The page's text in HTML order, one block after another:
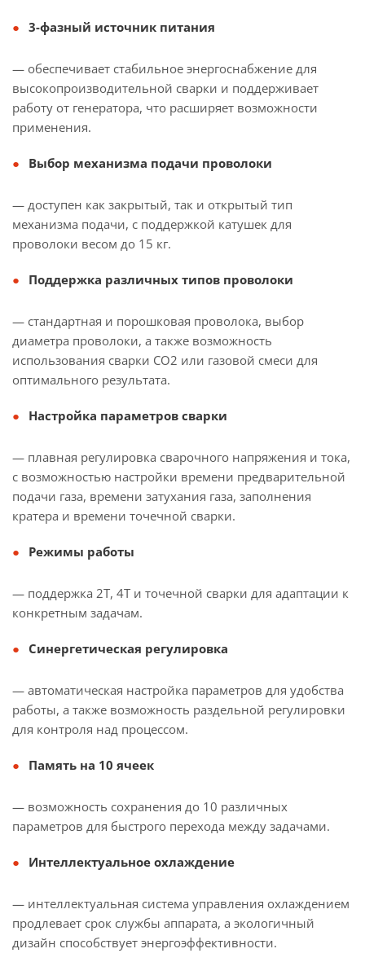
3-фазный источник питания
— обеспечивает стабильное энергоснабжение для
высокопроизводительной сварки и поддерживает
работу от генератора, что расширяет возможности
применения.
Выбор механизма подачи проволоки
— доступен как закрытый, так и открытый тип
механизма подачи, с поддержкой катушек для
проволоки весом до 15 кг.
Поддержка различных типов проволоки
— стандартная и порошковая проволока, выбор
диаметра проволоки, а также возможность
использования сварки CO2 или газовой смеси для
оптимального результата.
Настройка параметров сварки
— плавная регулировка сварочного напряжения и тока,
с возможностью настройки времени предварительной
подачи газа, времени затухания газа, заполнения
кратера и времени точечной сварки.
Режимы работы
— поддержка 2T, 4T и точечной сварки для адаптации к
конкретным задачам.
Синергетическая регулировка
— автоматическая настройка параметров для удобства
работы, а также возможность раздельной регулировки
для контроля над процессом.
Память на 10 ячеек
— возможность сохранения до 10 различных
параметров для быстрого перехода между задачами.
Интеллектуальное охлаждение
— интеллектуальная система управления охлаждением
продлевает срок службы аппарата, а экологичный
дизайн способствует энергоэффективности.